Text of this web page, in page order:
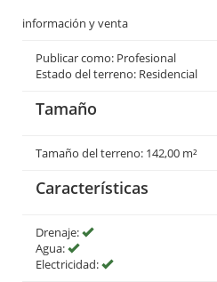
información y venta
Publicar como: Profesional
Estado del terreno: Residencial
Tamaño
Tamaño del terreno: 142,00 m²
Características
Drenaje:
Agua:
Electricidad: